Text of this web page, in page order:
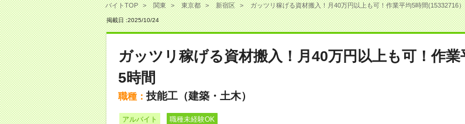
バイトTOP 関東 東京都 新宿区 ガッツリ稼げる資材搬入！月40万円以上も可！作業平均5時間(15332716）
掲載日 :2025/10/24
ガッツリ稼げる資材搬入！月40万円以上も可！作業
5時間
職種：技能工（建築・土木）
アルバイト 職種未経験OK